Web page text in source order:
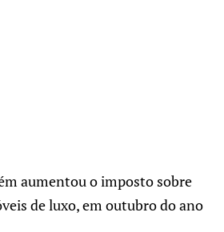
aumentou o imposto sobre
de luxo, em outubro do ano